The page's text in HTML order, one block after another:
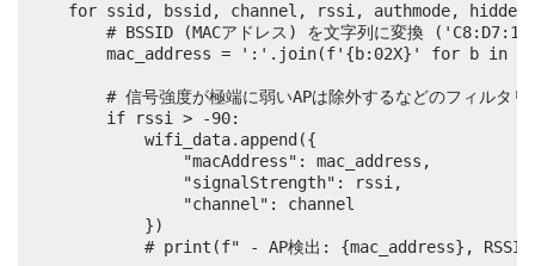
for ssid, bssid, channel, rssi, authmode, hidden
# BSSID (MACアドレス) を文字列に変換
mac_address = ':'.join(f'{b:02X}' for b in
# 信号強度が極端に弱いAPは除外するなどのフィルタリ
        if rssi > -90:
            wifi_data.append({
                "macAddress": mac_address,
                "signalStrength": rssi,
                "channel": channel
            })
# print(f" - AP検出: {mac_address},